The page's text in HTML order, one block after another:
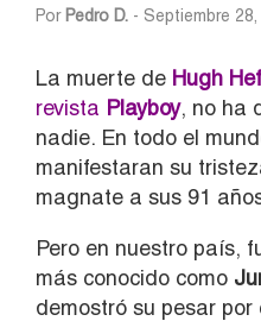
Por Pedro D. - Septiembre
La muerte de Hugh
revista Playboy, no ha
nadie. En todo el
manifestaran su
magnate a sus 91
Pero en nuestro país,
más conocido como
demostró su pesar